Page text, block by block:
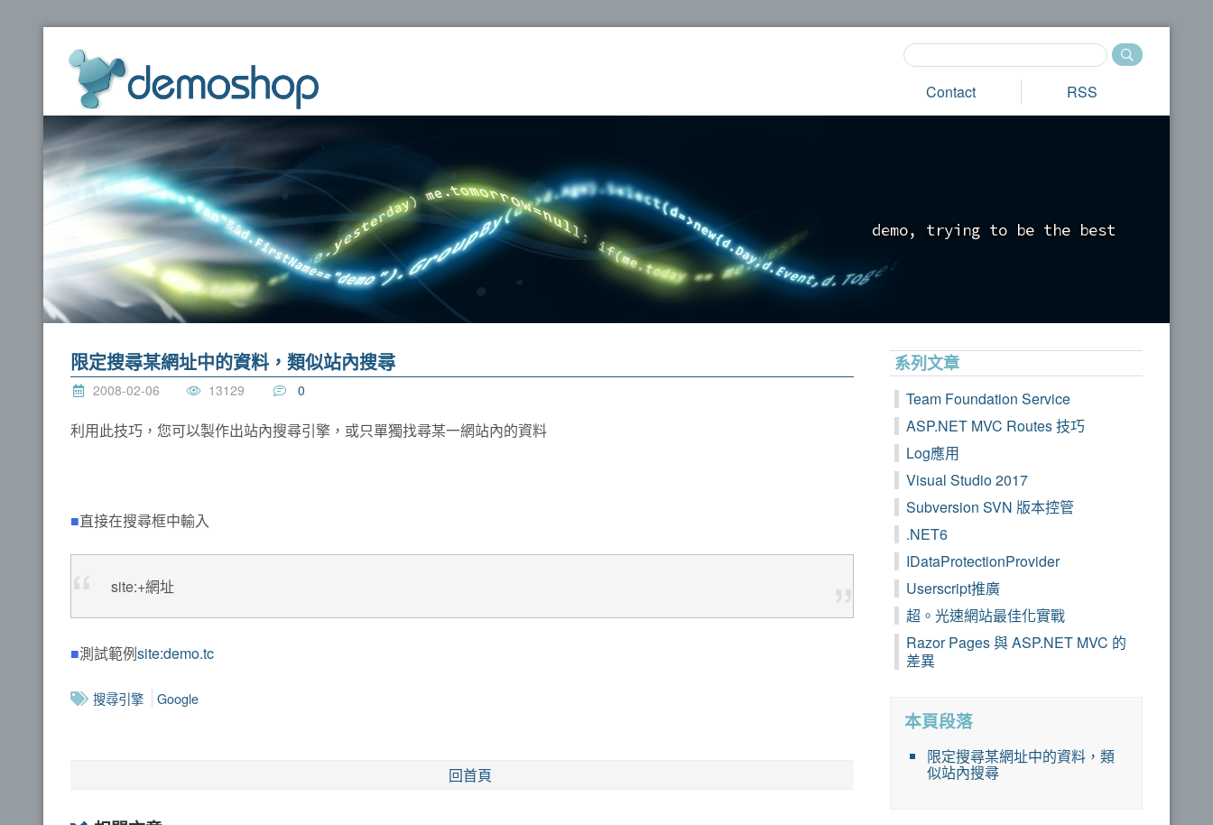
Contact RSS
demo, tryi ng to be the best
限定搜尋某網址中的資料，類似站內搜尋
2008-02-06 13129 0
利用此技巧，您可以製作出站內搜尋引擎，或只單獨找尋某一網站內的資料
■直接在搜尋框中輸入
site:+網址
■測試範例site:demo.tc
搜尋引擎 Google
回首頁
系列文章
Team Foundation Service
ASP.NET MVC Routes 技巧
Log應用
Visual Studio 2017
Subversion SVN 版本控管
.NET6
IDataProtectionProvider
Userscript推廣
超。光速網站最佳化實戰
Razor Pages 與 ASP.NET MVC 的
差異
本頁段落
限定搜尋某網址中的資料，類
似站內搜尋